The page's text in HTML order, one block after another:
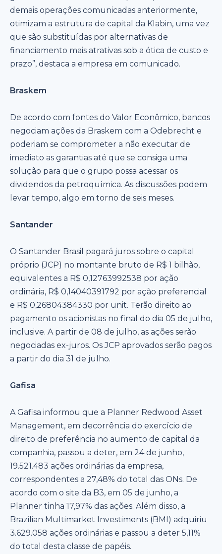
demais operações comunicadas anteriormente,
otimizam a estrutura de capital da Klabin, uma vez
que são substituídas por alternativas de
financiamento mais atrativas sob a ótica de custo e
prazo”, destaca a empresa em comunicado.
Braskem
De acordo com fontes do Valor Econômico, bancos
negociam ações da Braskem com a Odebrecht e
poderiam se comprometer a não executar de
imediato as garantias até que se consiga uma
solução para que o grupo possa acessar os
dividendos da petroquímica. As discussões podem
levar tempo, algo em torno de seis meses.
Santander
O Santander Brasil pagará juros sobre o capital
próprio (JCP) no montante bruto de R$ 1 bilhão,
equivalentes a R$ 0,12763992538 por ação
ordinária, R$ 0,14040391792 por ação preferencial
e R$ 0,26804384330 por unit. Terão direito ao
pagamento os acionistas no final do dia 05 de julho,
inclusive. A partir de 08 de julho, as ações serão
negociadas ex-juros. Os JCP aprovados serão pagos
a partir do dia 31 de julho.
Gafisa
A Gafisa informou que a Planner Redwood Asset
Management, em decorrência do exercício de
direito de preferência no aumento de capital da
companhia, passou a deter, em 24 de junho,
19.521.483 ações ordinárias da empresa,
correspondentes a 27,48% do total das ONs. De
acordo com o site da B3, em 05 de junho, a
Planner tinha 17,97% das ações. Além disso, a
Brazilian Multimarket Investiments (BMI) adquiriu
3.629.058 ações ordinárias e passou a deter 5,11%
do total desta classe de papéis.